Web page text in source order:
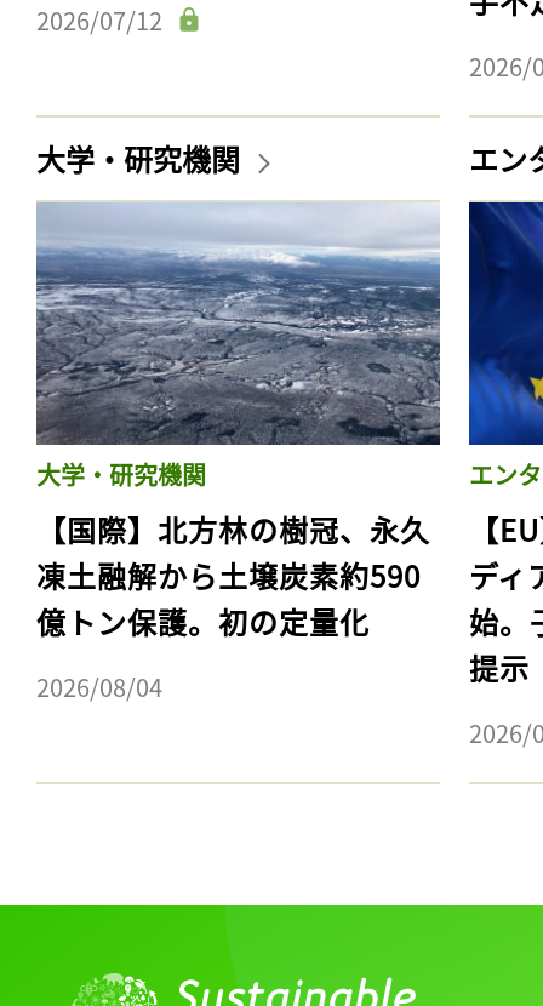
2026/07/12
2026/
大学・研究機関
大学・研究機関
【国際】北方林の樹冠、永久
凍土融解から土壌炭素約590
億トン保護。初の定量化
2026/08/04
エン
エン
【
ディ
始。
提示
2026/